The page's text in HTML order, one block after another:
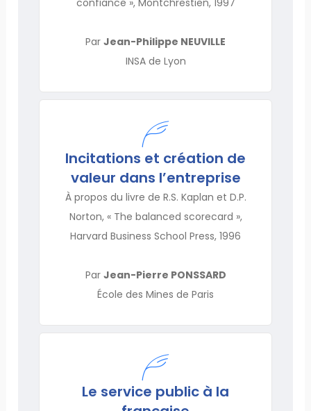
Par Jean-Philippe NEUVILLE
INSA de Lyon
Incitations et création de
valeur dans l’entreprise
À propos du livre de R.S. Kaplan et D.P.
Norton, « The balanced scorecard »,
Harvard Business School Press, 1996
Par Jean-Pierre PONSSARD
École des Mines de Paris
Le service public à la